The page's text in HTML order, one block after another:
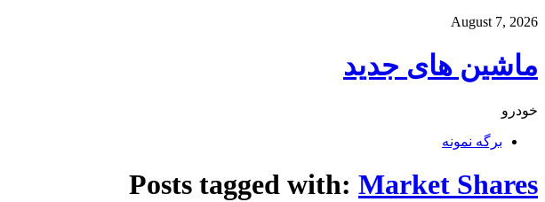
August 7, 2026
ماشین های جدید
خودرو
برگه نمونه
Posts tagged with: Market Shares